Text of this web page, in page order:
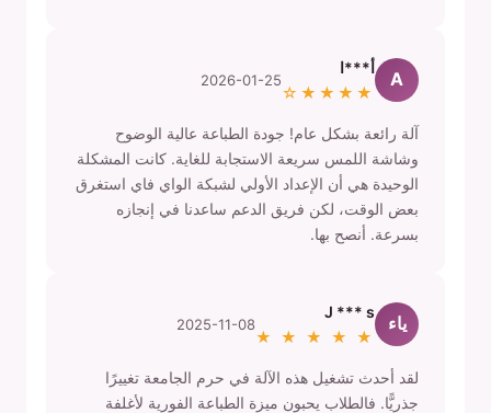
A
أ***ا
★★★★☆
2026-01-25
آلة رائعة بشكل عام! جودة الطباعة عالية الوضوح
وشاشة اللمس سريعة الاستجابة للغاية. كانت المشكلة
الوحيدة هي أن الإعداد الأولي لشبكة الواي فاي استغرق
بعض الوقت، لكن فريق الدعم ساعدنا في إنجازه
بسرعة. أنصح بها.
ياء
J *** s
★ ★ ★ ★ ★
2025-11-08
لقد أحدث تشغيل هذه الآلة في حرم الجامعة تغييرًا
جذريًّا. فالطلاب يحبون ميزة الطباعة الفورية لأغلفة